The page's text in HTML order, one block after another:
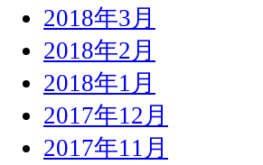
2018年3月
2018年2月
2018年1月
2017年12月
2017年11月